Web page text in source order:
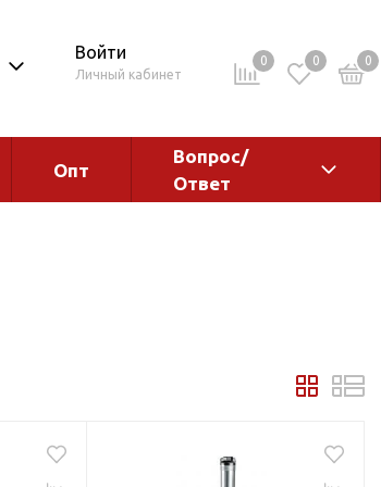
Войти
Личный кабинет
0 0 0
Опт
Вопрос/
Ответ